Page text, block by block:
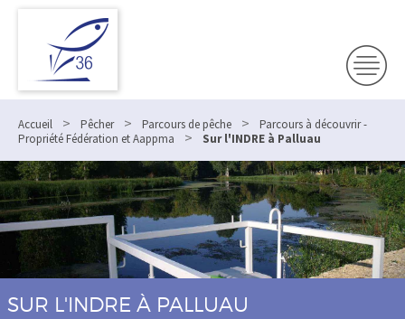
Accueil > Pêcher > Parcours de pêche >
Parcours à découvrir -
Propriété Fédération et Aappma
> Sur l'INDRE à Palluau
SUR L'INDRE À PALLUAU